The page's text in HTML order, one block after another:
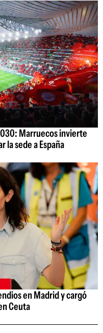
Marruecos invierte
la sede a España
en Madrid y cargó
Ceuta